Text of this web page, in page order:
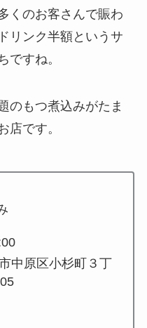
くのお客さんで賑わ
リンク半額というサ
ですね。
のもつ煮込みがたま
店です。
中原区小杉町３丁